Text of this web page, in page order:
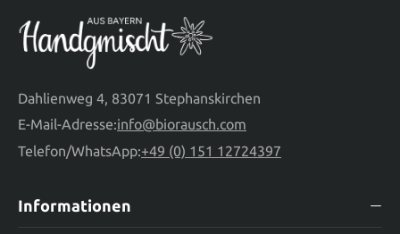
Dahlienweg 4, 83071 Stephanskirchen
E-Mail-Adresse:info@biorausch.com
Telefon/WhatsApp:+49 (0) 151 12724397
Informationen